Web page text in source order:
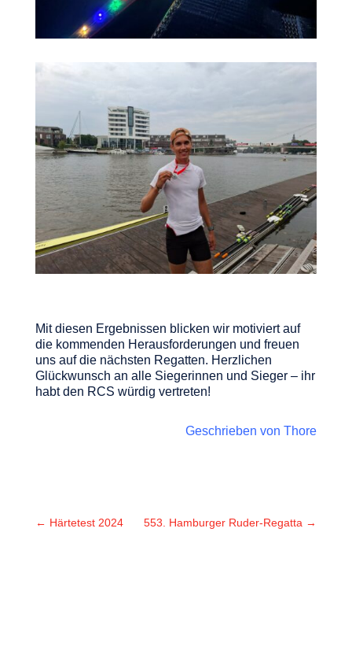
Mit diesen Ergebnissen blicken wir motiviert auf
die kommenden Herausforderungen und freuen
uns auf die nächsten Regatten. Herzlichen
Glückwunsch an alle Siegerinnen und Sieger – ihr
habt den RCS würdig vertreten!
Geschrieben von Thore
← Härtetest 2024 553. Hamburger Ruder-Regatta →